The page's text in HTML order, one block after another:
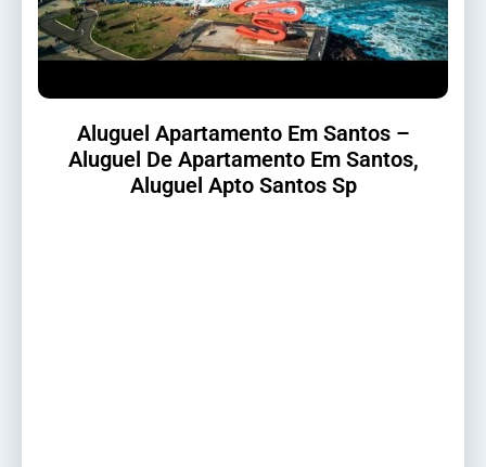
Aluguel Apartamento Em Santos –
Aluguel De Apartamento Em Santos,
Aluguel Apto Santos Sp